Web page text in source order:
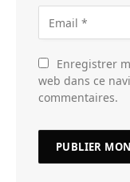
Enregistrer
web dans ce
commentaires.